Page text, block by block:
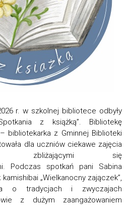
r. w szkolnej bibliotece odbyły
z książką”. Bibliotekę
bibliotekarka z Gminnej Biblioteki
dla uczniów ciekawe zajęcia
zbliżającymi się
Podczas spotkań pani Sabina
„Wielkanocny zajączek”,
o tradycjach i zwyczajach
z dużym zaangażowaniem